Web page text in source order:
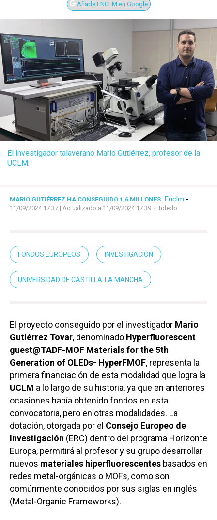
Añade ENCLM en Google
El investigador talaverano Mario Gutiérrez, profesor de la
UCLM.
MARIO GUTIÉRREZ HA CONSEGUIDO 1,6 MILLONES Enclm -
11/09/2024 17:37 | Actualizado a 11/09/2024 17:39 - Toledo
FONDOS EUROPEOS INVESTIGACIÓN
UNIVERSIDAD DE CASTILLA-LA MANCHA
El proyecto conseguido por el investigador Mario
Gutiérrez Tovar, denominado Hyperfluorescent
guest@TADF-MOF Materials for the 5th
Generation of OLEDs- HyperFMOF, representa la
primera financiación de esta modalidad que logra la
UCLM a lo largo de su historia, ya que en anteriores
ocasiones había obtenido fondos en esta
convocatoria, pero en otras modalidades. La
dotación, otorgada por el Consejo Europeo de
Investigación (ERC) dentro del programa Horizonte
Europa, permitirá al profesor y su grupo desarrollar
nuevos materiales hiperfluorescentes basados en
redes metal-orgánicas o MOFs, como son
comúnmente conocidos por sus siglas en inglés
(Metal-Organic Frameworks).